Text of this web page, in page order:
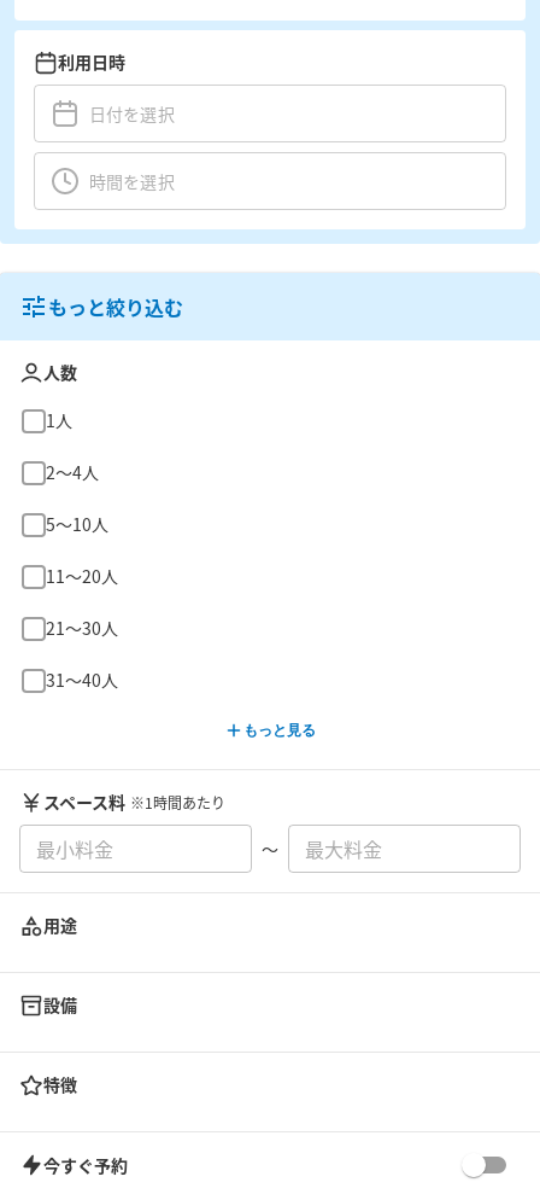
利用日時
もっと絞り込む
人数
1人
2〜4人
5〜10人
11〜20人
21〜30人
31〜40人
もっと見る
スペース料 ※1時間あたり
〜
用途
設備
特徴
今すぐ予約